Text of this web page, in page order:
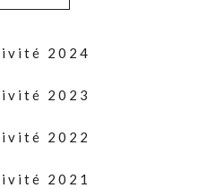
2024
2023
2022
2021